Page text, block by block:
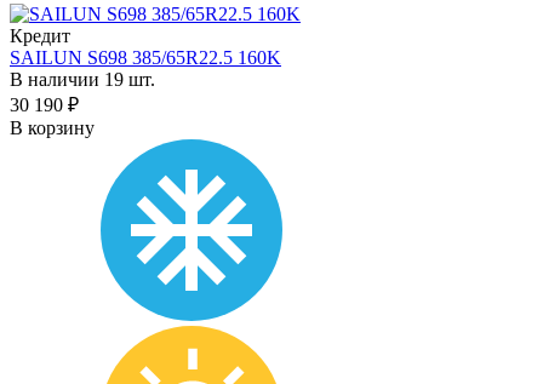
Кредит
SAILUN S698 385/65R22.5 160K
В наличии 19 шт.
30 190 ₽
В корзину